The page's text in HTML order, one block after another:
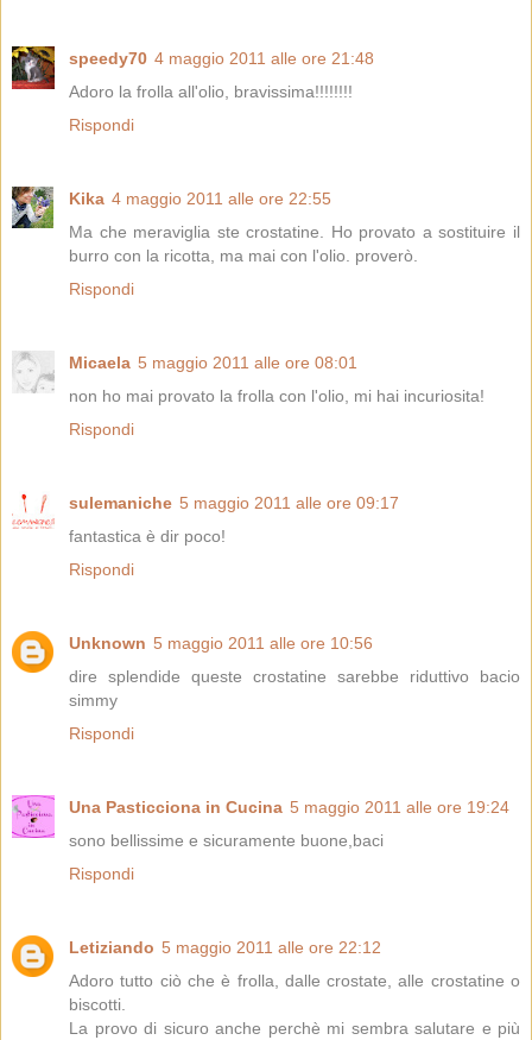
speedy70 4 maggio 2011 alle ore 21:48
Adoro la frolla all'olio, bravissima!!!!!!!!
Rispondi
Kika 4 maggio 2011 alle ore 22:55
Ma che meraviglia ste crostatine. Ho provato a sostituire il
burro con la ricotta, ma mai con l'olio. proverò.
Rispondi
Micaela 5 maggio 2011 alle ore 08:01
non ho mai provato la frolla con l'olio, mi hai incuriosita!
Rispondi
sulemaniche 5 maggio 2011 alle ore 09:17
fantastica è dir poco!
Rispondi
Unknown 5 maggio 2011 alle ore 10:56
dire splendide queste crostatine sarebbe riduttivo bacio
simmy
Rispondi
Una Pasticciona in Cucina 5 maggio 2011 alle ore 19:24
sono bellissime e sicuramente buone,baci
Rispondi
Letiziando 5 maggio 2011 alle ore 22:12
Adoro tutto ciò che è frolla, dalle crostate, alle crostatine o
biscotti.
La provo di sicuro anche perchè mi sembra salutare e più